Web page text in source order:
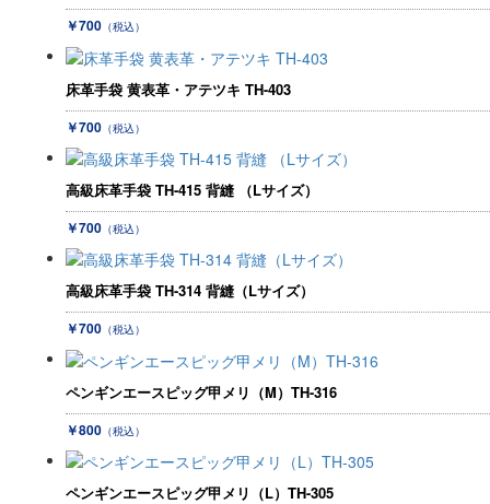
￥700 （税込）
床革手袋 黄表革・アテツキ TH-403
￥700 （税込）
高級床革手袋 TH-415 背縫 （Lサイズ）
￥700 （税込）
高級床革手袋 TH-314 背縫（Lサイズ）
￥700 （税込）
ペンギンエースピッグ甲メリ（M）TH-316
￥800 （税込）
ペンギンエースピッグ甲メリ（L）TH-305